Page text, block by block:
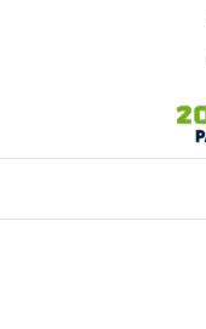
Z&B
SALON